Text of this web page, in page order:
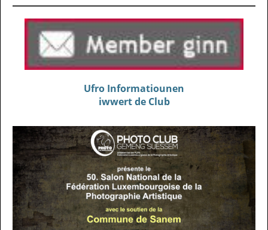
Ufro Informatiounen
iwwert de Club